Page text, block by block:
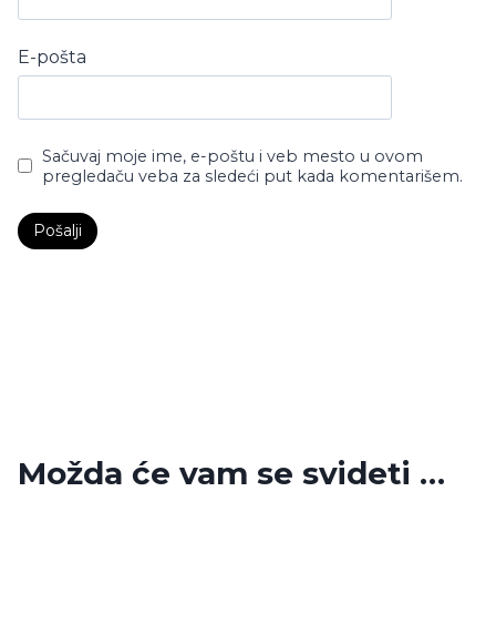
E-pošta
Sačuvaj moje ime, e-poštu i veb mesto u ovom
pregledaču veba za sledeći put kada komentarišem.
Možda će vam se svideti …